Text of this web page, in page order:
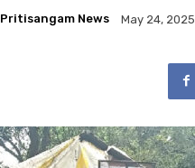
Pritisangam News May 24, 2025